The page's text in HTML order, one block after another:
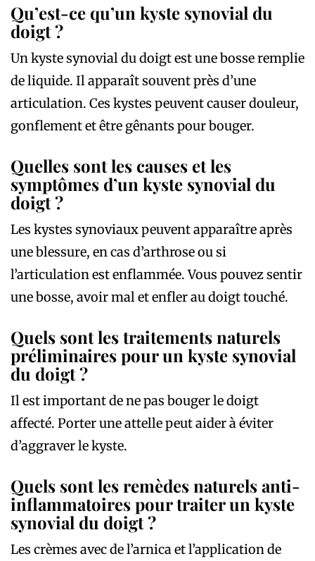
Qu’est-ce qu’un kyste synovial du
doigt ?
Un kyste synovial du doigt est une bosse remplie
de liquide. Il apparaît souvent près d’une
articulation. Ces kystes peuvent causer douleur,
gonflement et être gênants pour bouger.
Quelles sont les causes et les
symptômes d’un kyste synovial du
doigt ?
Les kystes synoviaux peuvent apparaître après
une blessure, en cas d’arthrose ou si
l’articulation est enflammée. Vous pouvez sentir
une bosse, avoir mal et enfler au doigt touché.
Quels sont les traitements naturels
préliminaires pour un kyste synovial
du doigt ?
Il est important de ne pas bouger le doigt
affecté. Porter une attelle peut aider à éviter
d’aggraver le kyste.
Quels sont les remèdes naturels anti-
inflammatoires pour traiter un kyste
synovial du doigt ?
Les crèmes avec de l’arnica et l’application de